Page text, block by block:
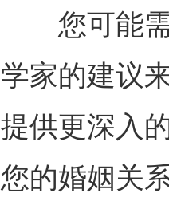
您可能
学家的建议
提供更深入
您的婚姻关